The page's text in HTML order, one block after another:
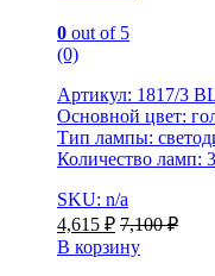
0 out of 5
(0)
Артикул: 1817/3
Основной цвет:
Тип лампы:
Количество ламп: 3
SKU: n/a
4,615 ₽ 7,100₽
В корзину